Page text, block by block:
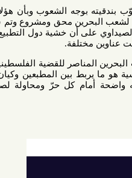
بوجه الشعوب وبأن هؤلاء سيكون
محق ومشروع وتم سحقه من
أن خشية دول التطبيع من تحرر
للقضية الفلسطينية العادلة.
بين المطبعين وكيان الاحتلال.
كل حرّ ومحاولة لصق الطابع